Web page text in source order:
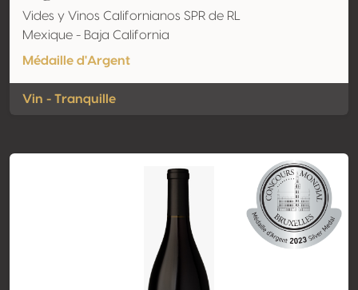
Vides y Vinos Californianos SPR de RL
Mexique - Baja California
Médaille d'Argent
Vin - Tranquille